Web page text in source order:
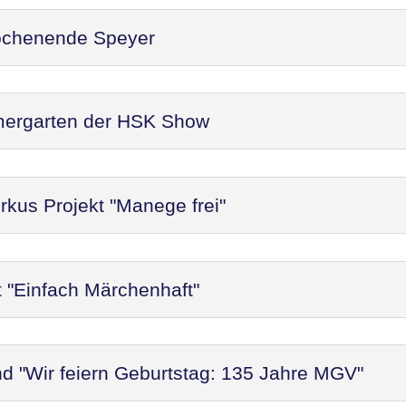
Speyer
der HSK Show
Projekt "Manege frei"
Märchenhaft"
"Wir feiern Geburtstag: 135 Jahre MGV"